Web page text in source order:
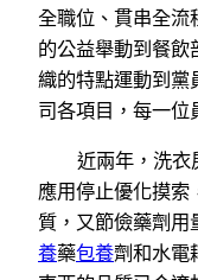
全職位、貫串全流
的公益舉動到餐飲
織的特點運動到黨
司各項目，每一位
近兩年，洗衣
應用停止優化摸索
質，又節儉藥劑用
養藥包養劑和水電